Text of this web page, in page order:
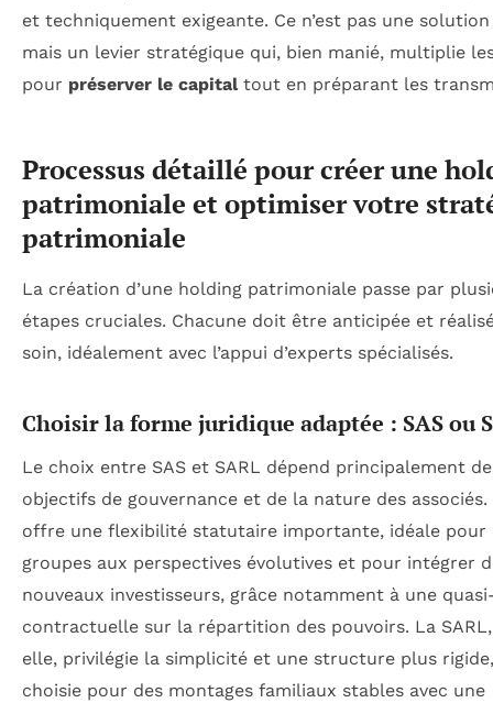
et techniquement exigeante. Ce n’est pas une
mais un levier stratégique qui, bien manié, multiplie
pour préserver le capitaltout en préparant les
Processus détaillé pour créer une
patrimoniale et optimiser votre
patrimoniale
La création d’une holding patrimoniale passe par
étapes cruciales. Chacune doit être anticipée et
soin, idéalement avec l’appui d’experts spécialisés.
Choisir la forme juridique adaptée : SAS ou
Le choix entre SAS et SARL dépend principalement
objectifs de gouvernance et de la nature des associés.
offre une flexibilité statutaire importante, idéale pour
groupes aux perspectives évolutives et pour intégrer
nouveaux investisseurs, grâce notamment à une
contractuelle sur la répartition des pouvoirs. La
elle, privilégie la simplicité et une structure plus
choisie pour des montages familiaux stables avec une